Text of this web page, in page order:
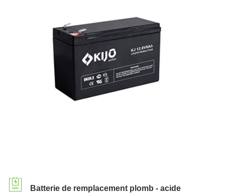
Batterie de remplacement plomb - acide